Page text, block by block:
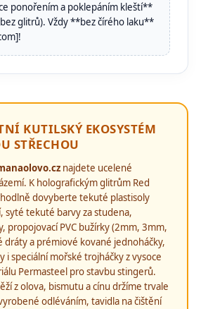
ponořením a poklepáním kleští**
glitrů). Vždy **bez čírého laku**
KUTILSKÝ EKOSYSTÉM
STŘECHOU
najdete ucelené
K holografickým glitrům Red
dovyberte tekuté plastisoly
syté tekuté barvy za studena,
propojovací PVC bužírky (2mm, 3mm,
dráty a prémiové kované jednoháčky,
i speciální mořské trojháčky z vysoce
Permasteel pro stavbu stingerů.
z olova, bismutu a cínu držíme trvale
odléváním, tavidla na čištění